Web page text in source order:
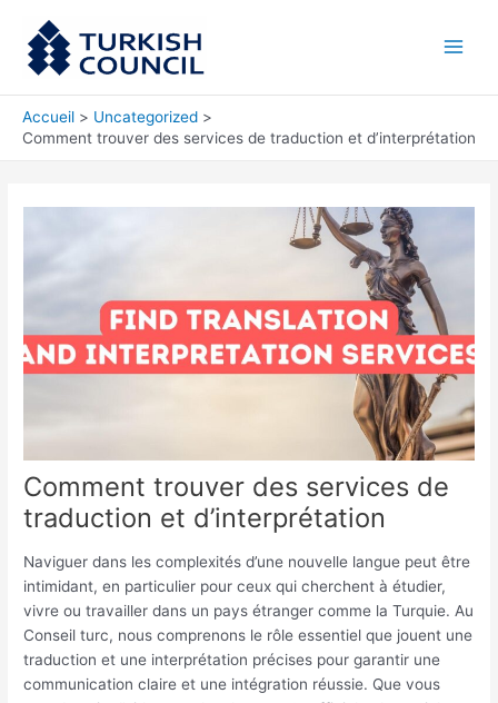
contenu
Accueil
Uncategorized
Comment trouver des services de traduction et d’interprétation
Comment trouver des services de
traduction et d’interprétation
Naviguer dans les complexités d’une nouvelle langue peut être
intimidant, en particulier pour ceux qui cherchent à étudier,
vivre ou travailler dans un pays étranger comme la Turquie. Au
Conseil turc, nous comprenons le rôle essentiel que jouent une
traduction et une interprétation précises pour garantir une
communication claire et une intégration réussie. Que vous